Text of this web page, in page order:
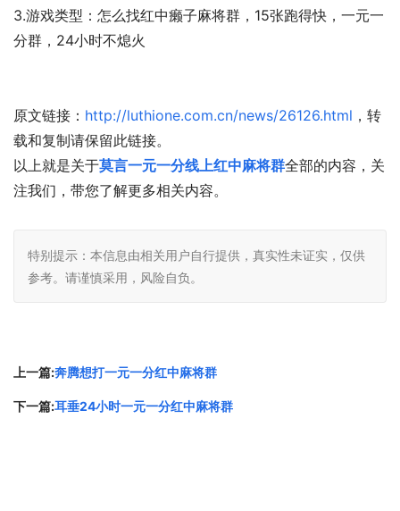
3.游戏类型：怎么找红中癞子麻将群，15张跑得快，一元一
分群，24小时不熄火
原文链接： http://luthione.com.cn/news/26126.html ，转
载和复制请保留此链接。
以上就是关于莫言一元一分线上红中麻将群全部的内容，关
注我们，带您了解更多相关内容。
特别提示：本信息由相关用户自行提供，真实性未证实，仅供
参考。请谨慎采用，风险自负。
上一篇:奔腾想打一元一分红中麻将群
下一篇:耳垂24小时一元一分红中麻将群